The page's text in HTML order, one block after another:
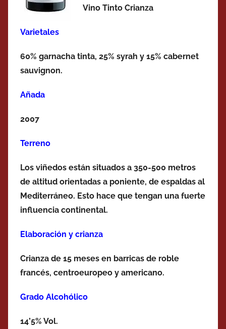
Vino Tinto Crianza
Varietales
60% garnacha tinta, 25% syrah y 15% cabernet
sauvignon.
Añada
2007
Terreno
Los viñedos están situados a 350-500 metros
de altitud orientadas a poniente, de espaldas al
Mediterráneo. Esto hace que tengan una fuerte
influencia continental.
Elaboración y crianza
Crianza de 15 meses en barricas de roble
francés, centroeuropeo y americano.
Grado Alcohólico
14’5% Vol.